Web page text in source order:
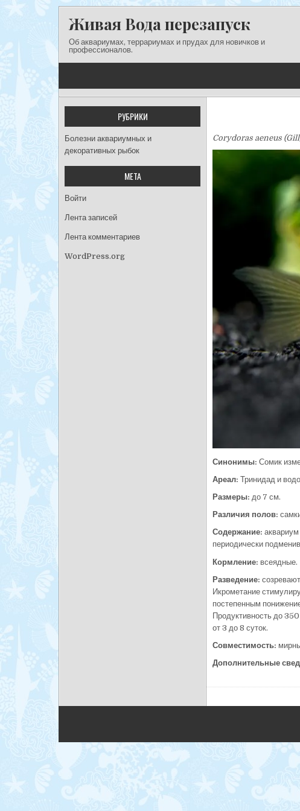
Перейти к содержимому
Живая Вода перезапуск
Об аквариумах, террариумах и прудах для новичков и
профессионалов.
Corydoras aeneus
Синонимы: Сомик
Ареал: Тринидад и
Размеры: до 7 см.
Различия полов:
Содержание:
периодически
Кормление: всеядные.
Разведение:
Икрометание
постепенным
Продуктивность до
от 3 до 8 суток.
Совместимость:
Дополнительные
РУБРИКИ
Болезни аквариумных и
декоративных рыбок
МЕТА
Войти
Лента записей
Лента комментариев
WordPress.org